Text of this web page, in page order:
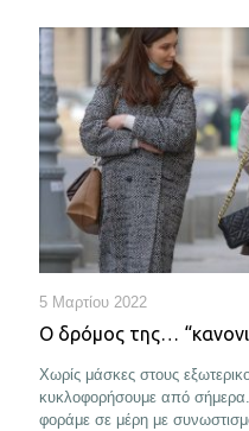
5 Μαρτίου 2022
Ο δρόμος της…
Χωρίς μάσκες στους
κυκλοφορήσουμε από
φοράμε σε μέρη με